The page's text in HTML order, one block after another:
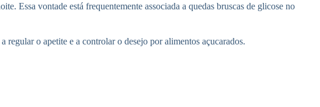
Essa vontade está frequentemente associada a quedas bruscas de glicose no
regular o apetite e a controlar o desejo por alimentos açucarados.